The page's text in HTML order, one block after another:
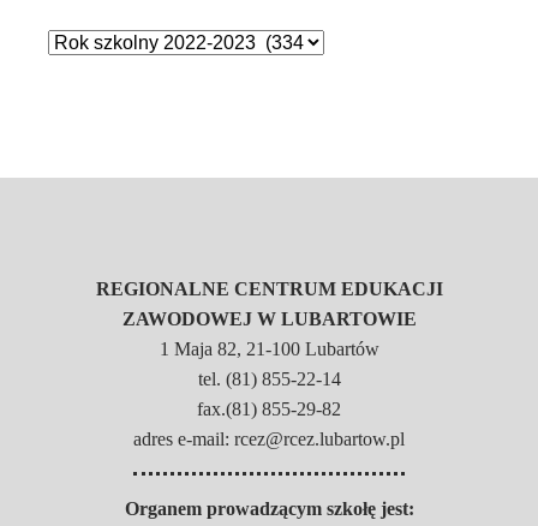
REGIONALNE CENTRUM EDUKACJI
ZAWODOWEJ W LUBARTOWIE
1 Maja 82, 21-100 Lubartów
tel. (81) 855-22-14
fax.(81) 855-29-82
adres e-mail: rcez@rcez.lubartow.pl
Organem prowadzącym szkołę jest: